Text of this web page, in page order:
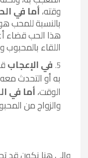
وقته،أما في
بالنسبة للمحب
هذا الحب قضاء
اللقاء بالمحبوب
في الإعجاب
به أو التحدث معه
الوقت،أما في
والزواج من